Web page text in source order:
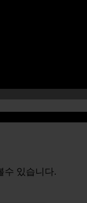
수 있습니다.